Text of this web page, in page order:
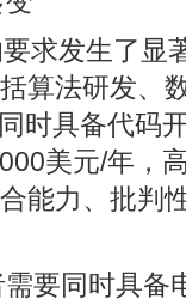
求发生了显
算法研发、
时具备代码
美元/年，
能力、批判
要同时具备